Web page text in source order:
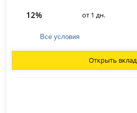
12% от 1 дн.
Все условия
Открыть вклад